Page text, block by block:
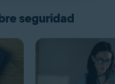
seguridad